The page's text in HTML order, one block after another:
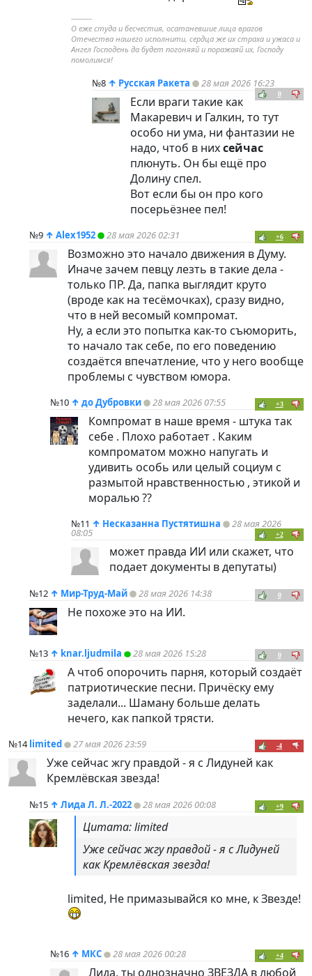
----------
О еже студа и бесчестия, осатаневшие лица врагов
Отечества нашего исполнити, сердца же их страха и ужаса и
Ангел Господень да будет погоняяй и поражаяй их, Господу
помолимся!
№8 ↑ Русская Ракета 28 мая 2026 16:23
0
Если враги такие как
Макаревич и Галкин, то тут
особо ни ума, ни фантазии не
надо, чтоб в нихсейчас
плюнуть. Он бы ещё про
Долину спел.
Вот если бы он про кого
посерьёзнее пел!
№9 ↑ Alex1952 28 мая 2026 02:31 +6
Возможно это начало движения в Думу.
Иначе зачем певцу лезть в такие дела -
только ПР. Да, папка выглядит круто
(вроде как на тесёмочках), сразу видно,
что в ней весомый компромат.
Ну, а если это попытка как-то съюморить,
то начало так себе, по его поведению
создаётся впечатление, что у него вообще
проблемы с чувством юмора.
№10 ↑ до Дубровки 28 мая 2026 07:55 +3
Компромат в наше время - штука так
себе . Плохо работает . Каким
компроматом можно напугать и
удивить особь или целый социум с
размытой нравственностью , этикой и
моралью ??
№11 ↑ Несказанна Пустятишна 28 мая 2026
08:05 +2
может правда ИИ или скажет, что
подает документы в депутаты)
№12 ↑ Мир-Труд-Май 28 мая 2026 14:38 0
Не похоже это на ИИ.
№13 ↑ knar.ljudmila 28 мая 2026 15:28 0
А чтоб опорочить парня, который создаёт
патриотические песни. Причёску ему
заделали... Шаману больше делать
нечего, как папкой трясти.
№14limited 27 мая 2026 23:59 -4
Уже сейчас жгу правдой - я с Лидуней как
Кремлёвская звезда!
№15 ↑ Лида Л. Л.-2022 28 мая 2026 00:08 +9
Цитата: limited
Уже сейчас жгу правдой - я с Лидуней
как Кремлёвская звезда!
limited, Не примазывайся ко мне, к Звезде!
№16 ↑ МКС 28 мая 2026 00:28 +4
Лида, ты однозначно ЗВЕЗДА в любой